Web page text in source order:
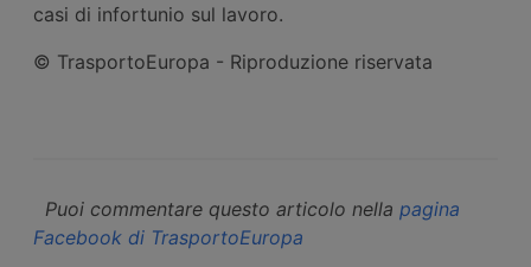
casi di infortunio sul lavoro.
© TrasportoEuropa - Riproduzione riservata
Puoi commentare questo articolo nella pagina
Facebook di TrasportoEuropa